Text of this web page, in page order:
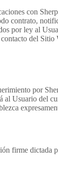
con
contrato,
por ley al
del
por
Usuario del
firme